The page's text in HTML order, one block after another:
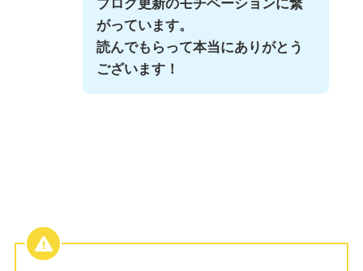
ブログ更新のモチベーションに繋
がっています。
読んでもらって本当にありがとう
ございます！